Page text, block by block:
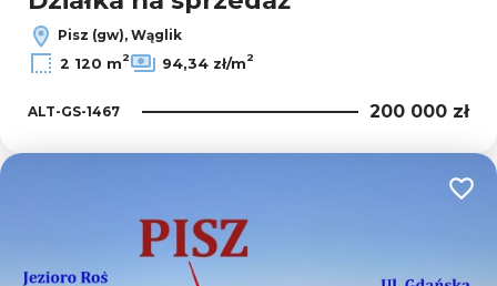
Pisz (gw), Wąglik
2 120 m2 94,34 zł/m2
ALT-GS-1467 200 000 zł